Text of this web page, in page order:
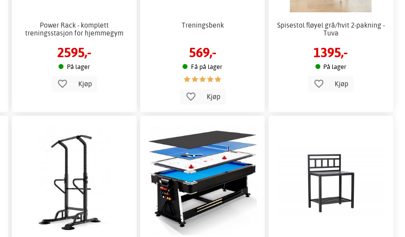
Power Rack - komplett
treningsstasjon for hjemmegym
2595,-
På lager
Kjøp
Treningsbenk
569,-
Få på lager
Kjøp
Spisestol fløyel grå/hvit 2-pakning -
Tuva
1395,-
På lager
Kjøp